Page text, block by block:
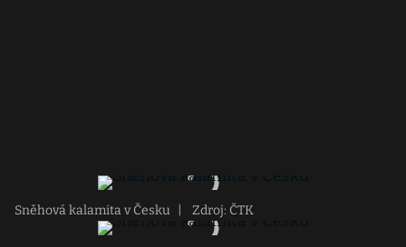
Sněhová kalamita v Česku Zdroj: ČTK